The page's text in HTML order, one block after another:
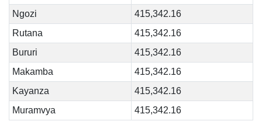
Ngozi
415,342.16
Rutana
415,342.16
Bururi
415,342.16
Makamba
415,342.16
Kayanza
415,342.16
Muramvya
415,342.16